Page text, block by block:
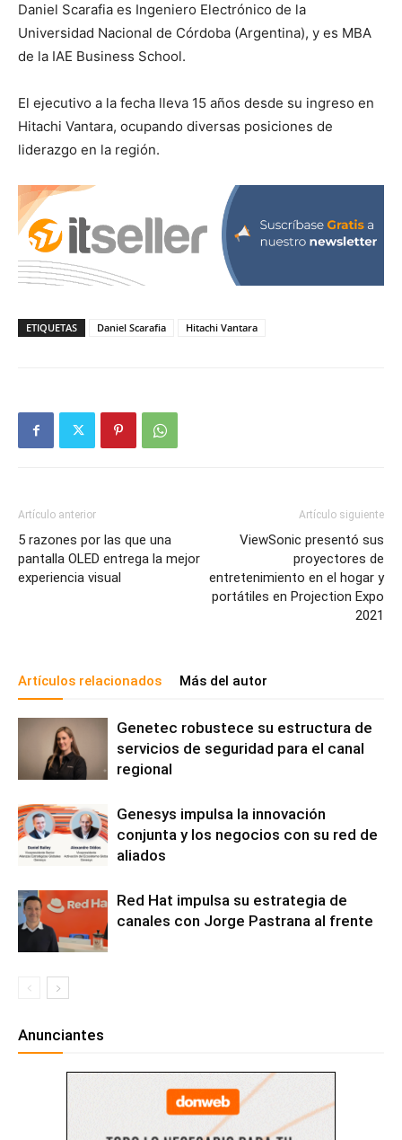
Daniel Scarafia es Ingeniero Electrónico de la
Universidad Nacional de Córdoba (Argentina), y es MBA
de la IAE Business School.
El ejecutivo a la fecha lleva 15 años desde su ingreso en
Hitachi Vantara, ocupando diversas posiciones de
liderazgo en la región.
ETIQUETAS Daniel Scarafia Hitachi Vantara
Artículo anterior
5 razones por las que una
pantalla OLED entrega la mejor
experiencia visual
Artículo siguiente
ViewSonic presentó sus
proyectores de
entretenimiento en el hogar y
portátiles en Projection Expo
2021
Artículos relacionados Más del autor
Genetec robustece su estructura de
servicios de seguridad para el canal
regional
Genesys impulsa la innovación
conjunta y los negocios con su red de
aliados
Red Hat impulsa su estrategia de
canales con Jorge Pastrana al frente
Anunciantes